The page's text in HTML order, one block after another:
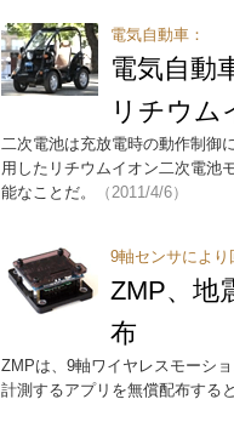
電気自動車：
電気自動
リチウム
二次電池は充放電時の動作制御
用したリチウムイオン二次電池
能なことだ。
（2011/4/6）
9軸センサにより
ZMP、地
布
ZMPは、9軸ワイヤレスモーシ
計測するアプリを無償配布する